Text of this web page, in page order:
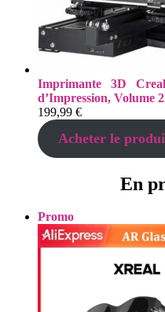
Imprimante 3D
d’Impression, Volume
199,99 €
Acheter le
En
PromoProduit
en
promotion